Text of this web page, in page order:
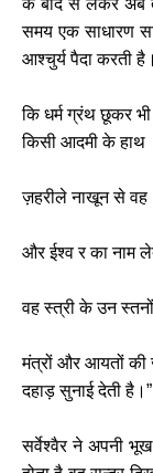
के बाद से लेकर अब
समय एक साधारण
आश्चुर्य पैदा करती है।
कि धर्म ग्रंथ छूकर भी
किसी आदमी के हाथ
ज़हरीले नाखून से वह
और ईश्व र का नाम
वह स्त्री के उन
मंत्रों और आयतों की
दहाड़ सुनाई देती है।
सर्वेश्वैर ने अपनी